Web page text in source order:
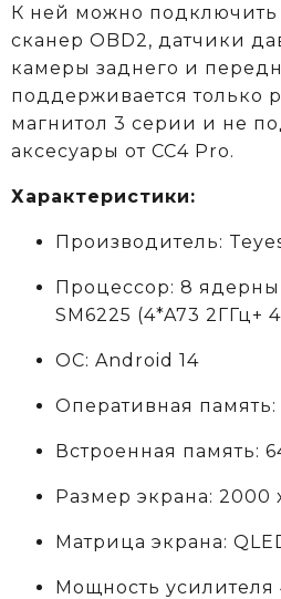
К ней можно подключить
сканер OBD2, датчики
камеры заднего и
поддерживается только
магнитол 3 серии и не
аксеcуары от CC4 Pro.
Характеристики:
Производитель:
Процессор: 8
SM6225 (4*A73 2ГГц+
ОС: Android 14
Оперативная память:
Встроенная память:
Размер экрана: 2000
Матрица экрана:
Мощность усилителя